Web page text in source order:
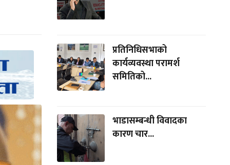
प्रतिनिधिसभाको
कार्यव्यवस्था परामर्श
समितिको...
भाडासम्बन्धी विवादका
कारण चार...